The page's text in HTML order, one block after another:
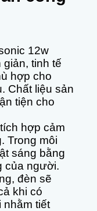
12w
tinh tế
hợp cho
Chất liệu sản
tiện cho
hợp cảm
Trong môi
sáng bằng
của người.
đèn sẽ
khi có
tiết